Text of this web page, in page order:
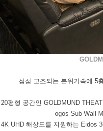
점점 고조되는 분위기속에 5
20평형 공간인 GOLDMUND
ogos Sub Wall
4K UHD 해상도를 지원하는 Eidos